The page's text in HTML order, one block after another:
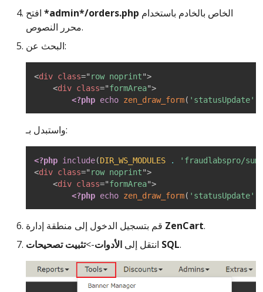
*admin*/orders.php
محرر النصوص.
البحث عن:
<div class=" row noprint">
<div class="formArea">
<?php echo zen_draw_form( 'statusUpdate'
واستبدل بـ:
<?php include(DIR_WS_MODULES .
'fraudlabspro/
<div class=" row noprint">
<div class="formArea">
<?php echo zen_draw_form( 'statusUpdate'
ZenCart.
انتقل إلى الأدوات-> تثبيت تصحيحات SQL.